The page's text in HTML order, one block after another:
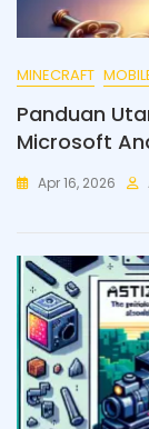
MINECRAFT
Panduan
Microsoft
Apr 16, 2026